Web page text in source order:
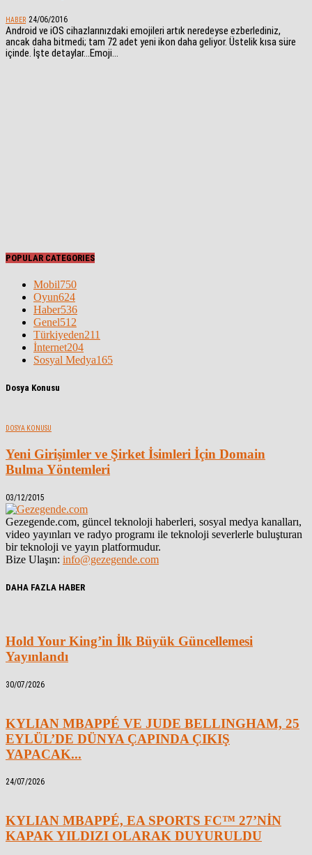
HABER 24/06/2016
Android ve iOS cihazlarınızdaki emojileri artık neredeyse ezberlediniz,
ancak daha bitmedi; tam 72 adet yeni ikon daha geliyor. Üstelik kısa süre
içinde. İşte detaylar…Emoji...
POPULAR CATEGORIES
Mobil750
Oyun624
Haber536
Genel512
Türkiyeden211
İnternet204
Sosyal Medya165
Dosya Konusu
DOSYA KONUSU
Yeni Girişimler ve Şirket İsimleri İçin Domain
Bulma Yöntemleri
03/12/2015
Gezegende.com, güncel teknoloji haberleri, sosyal medya kanalları,
video yayınları ve radyo programı ile teknoloji severlerle buluşturan
bir teknoloji ve yayın platformudur.
Bize Ulaşın: info@gezegende.com
DAHA FAZLA HABER
Hold Your King’in İlk Büyük Güncellemesi
Yayınlandı
30/07/2026
KYLIAN MBAPPÉ VE JUDE BELLINGHAM, 25
EYLÜL’DE DÜNYA ÇAPINDA ÇIKIŞ
YAPACAK...
24/07/2026
KYLIAN MBAPPÉ, EA SPORTS FC™ 27’NİN
KAPAK YILDIZI OLARAK DUYURULDU